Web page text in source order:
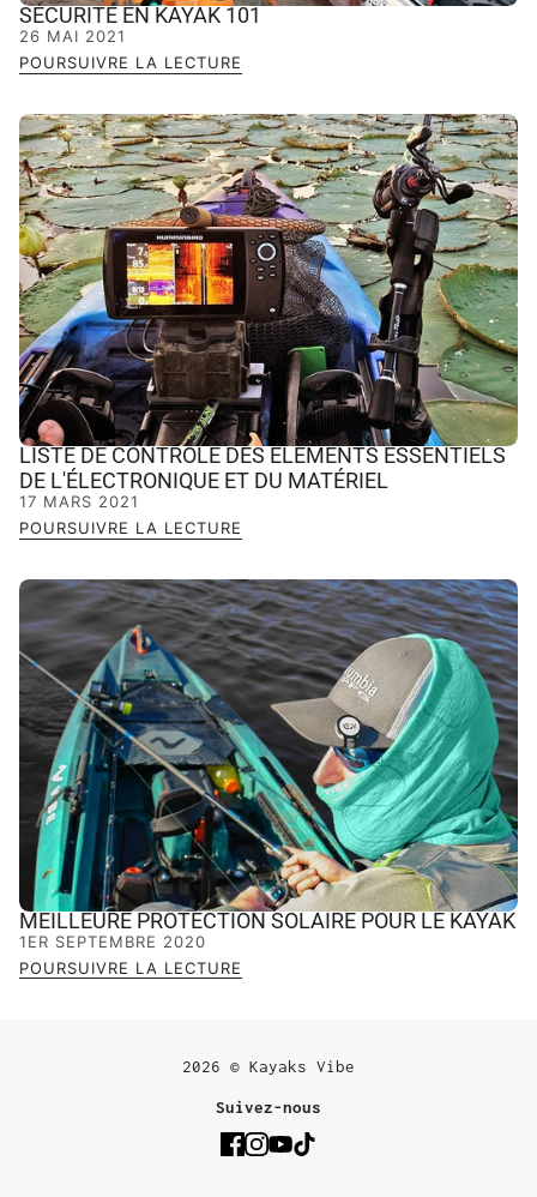
SÉCURITÉ EN KAYAK 101
26 MAI 2021
POURSUIVRE LA LECTURE
LISTE DE CONTRÔLE DES ÉLÉMENTS ESSENTIELS
DE L'ÉLECTRONIQUE ET DU MATÉRIEL
17 MARS 2021
POURSUIVRE LA LECTURE
MEILLEURE PROTECTION SOLAIRE POUR LE KAYAK
1ER SEPTEMBRE 2020
POURSUIVRE LA LECTURE
2026 © Kayaks Vibe
Suivez-nous